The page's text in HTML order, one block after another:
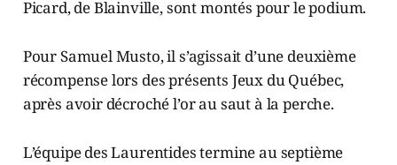
Picard, de Blainville, sont montés pour le podium.
Pour Samuel Musto, il s’agissait d’une deuxième
récompense lors des présents Jeux du Québec,
après avoir décroché l’or au saut à la perche.
L’équipe des Laurentides termine au septième